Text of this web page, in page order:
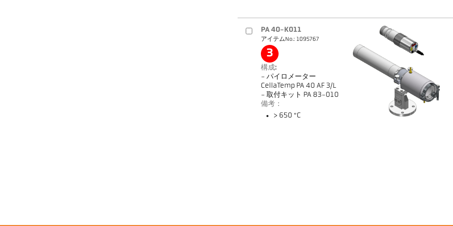
PA 40-K011
アイテムNo.: 1095767
3
構成:
- パイロメーター
CellaTemp PA 40 AF 3/L
- 取付キット PA 83-010
備考：
> 650 °C